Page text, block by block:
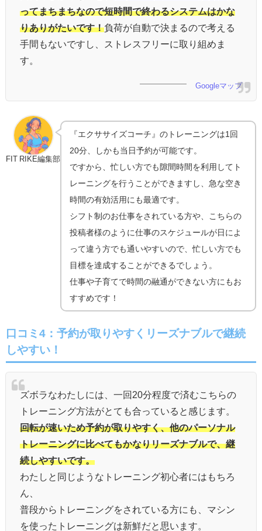
ってまちまちなので短時間で終わるシステムはかな
りありがたいです！負荷が自動で決まるので考える
手間もないですし、ストレスフリーに取り組めま
す。
Googleマップ
FIT RIKE編集部
『エクササイズコーチ』のトレーニングは1回
20分、しかも当日予約が可能です。
ですから、忙しい方でも隙間時間を利用してト
レーニングを行うことができますし、急な空き
時間の有効活用にも最適です。
シフト制のお仕事をされている方や、こちらの
投稿者様のように仕事のスケジュールが日によ
って違う方でも通いやすいので、忙しい方でも
目標を達成することができるでしょう。
仕事や子育てで時間の融通ができない方にもお
すすめです！
口コミ4：予約が取りやすくリーズナブルで継続
しやすい！
ズボラなわたしには、一回20分程度で済むこちらの
トレーニング方法がとても合っていると感じます。
回転が速いため予約が取りやすく、他のパーソナル
トレーニングに比べてもかなりリーズナブルで、継
続しやすいです。
わたしと同じようなトレーニング初心者にはもちろ
ん、
普段からトレーニングをされている方にも、マシン
を使ったトレーニングは新鮮だと思います。